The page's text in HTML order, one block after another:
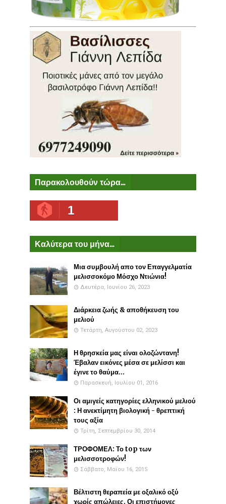
Παρακολουθούν τώρα...
1
Καλύτερα του μήνα...
Μια συμβουλή απο τον Επαγγελματία
μελισσοκόμο Μόσχο Ντιώνια!
Δευτέρα, Ιουνίου 26, 2023
Διάρκεια ζωής & αποθήκευση του
μελιού
Τετάρτη, Αυγούστου 02, 2023
Η θρησκεία μας είναι ολοζώντανη!
Έβαλαν εικόνες μέσα σε μελίσσι και
έγινε το θαύμα...
Παρασκευή, Ιουλίου 01, 2016
Οι αμιγείς κατηγορίες ελληνικού μελιού
: Η ανεκτίμητη βιολογική - θρεπτική
τους αξία
Τρίτη, Σεπτεμβρίου 30, 2014
ΤΡΟΦΟΜΕΛ: Το top των
μελισσοτροφών!
Σάββατο, Μαΐου 16, 2015
Βέλτιστη θεραπεία με οξαλικό οξύ
χωρίς απώλειες. Οι επιστήμονες